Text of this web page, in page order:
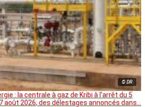
© DR
: la centrale à gaz de Kribi à l’arrêt du 5
août 2026, des délestages annoncés dans…